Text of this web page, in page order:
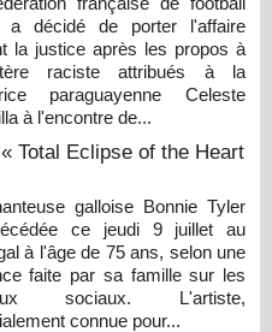
a décidé de porter l'affaire
la justice après les propos à
raciste attribués à la
paraguayenne Celeste
à l'encontre de...
Total Eclipse of the Heart
galloise Bonnie Tyler
ce jeudi 9 juillet au
à l'âge de 75 ans, selon une
faite par sa famille sur les
sociaux. L'artiste,
connue pour...